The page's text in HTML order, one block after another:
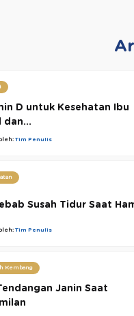
D untuk Kesehatan Ibu
dan...
Tim Penulis
Susah Tidur Saat
Tim Penulis
Kembang
Janin Saat